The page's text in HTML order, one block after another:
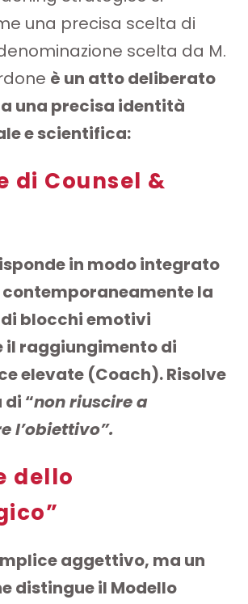
una precisa scelta di
scelta da M.
è un atto deliberato
una precisa identità
e scientifica:
di Counsel &
in modo integrato
la
blocchi emotivi
il raggiungimento di
elevate (Coach). Risolve
“non riuscire a
l’obiettivo”.
dello
aggettivo, ma un
distingue il Modello